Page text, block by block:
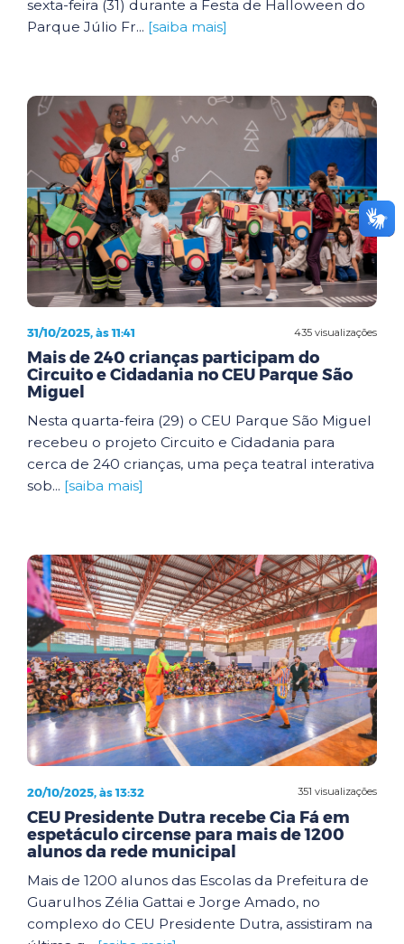
sexta-feira (31) durante a Festa de Halloween do
Parque Júlio Fr... [saiba mais]
435 visualizações
31/10/2025, às 11:41
Mais de 240 crianças participam do
Circuito e Cidadania no CEU Parque São
Miguel
Nesta quarta-feira (29) o CEU Parque São Miguel
recebeu o projeto Circuito e Cidadania para
cerca de 240 crianças, uma peça teatral interativa
sob... [saiba mais]
351 visualizações
20/10/2025, às 13:32
CEU Presidente Dutra recebe Cia Fá em
espetáculo circense para mais de 1200
alunos da rede municipal
Mais de 1200 alunos das Escolas da Prefeitura de
Guarulhos Zélia Gattai e Jorge Amado, no
complexo do CEU Presidente Dutra, assistiram na